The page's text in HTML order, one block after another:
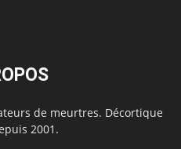
de meurtres. Décortique
2001.